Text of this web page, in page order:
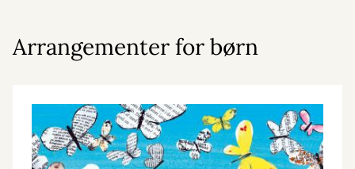
Arrangementer for børn